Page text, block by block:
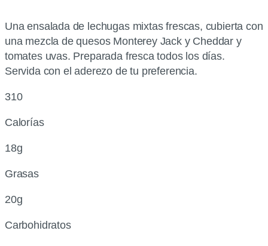
Una ensalada de lechugas mixtas frescas, cubierta con
una mezcla de quesos Monterey Jack y Cheddar y
tomates uvas. Preparada fresca todos los días.
Servida con el aderezo de tu preferencia.
310
Calorías
18g
Grasas
20g
Carbohidratos